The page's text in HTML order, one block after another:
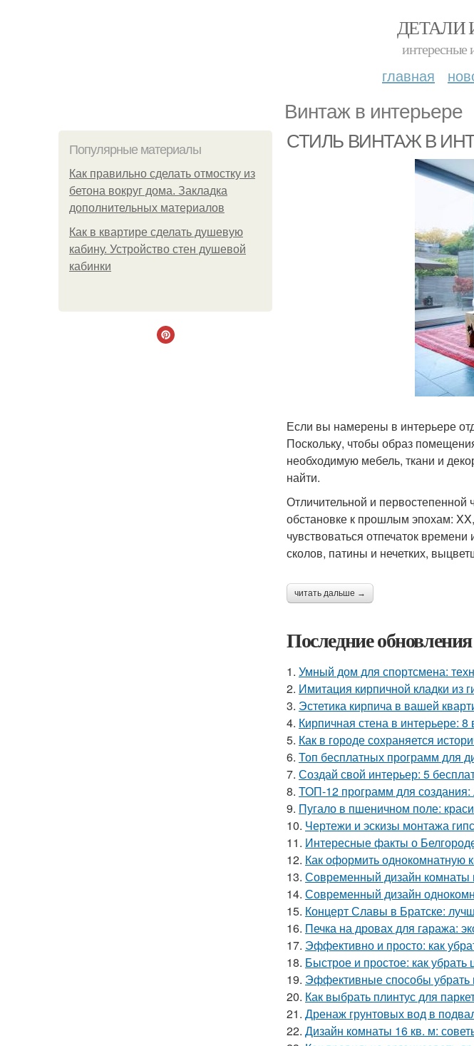
ДЕТАЛИ
интересные
главная
Винтаж в интерьере
Популярные материалы
Как правильно сделать отмостку из
бетона вокруг дома. Закладка
дополнительных материалов
Как в квартире сделать душевую
кабину. Устройство стен душевой
кабинки
СТИЛЬ ВИНТАЖ В
Если вы намерены в интерьере
Поскольку, чтобы образ
необходимую мебель, ткани и
найти.
Отличительной и первостепенной
обстановке к прошлым эпохам:
чувствоваться отпечаток
сколов, патины и нечетких,
читать дальше →
Последние
1. Умный дом для спортсмена:
2. Имитация кирпичной кладки из
3. Эстетика кирпича в вашей
4. Кирпичная стена в интерьере:
5. Как в городе сохраняется
6. Топ бесплатных программ для
7. Создай свой интерьер: 5
8. ТОП-12 программ для
9. Пугало в пшеничном поле:
10. Чертежи и эскизы монтажа
11. Интересные факты о
12. Как оформить однокомнатную
13. Современный дизайн комнаты
14. Современный дизайн
15. Концерт Славы в Братске:
16. Печка на дровах для гаража:
17. Эффективно и просто: как
18. Быстрое и простое: как
19. Эффективные способы убрать
20. Как выбрать плинтус для
21. Дренаж грунтовых вод в
22. Дизайн комнаты 16 кв. м: